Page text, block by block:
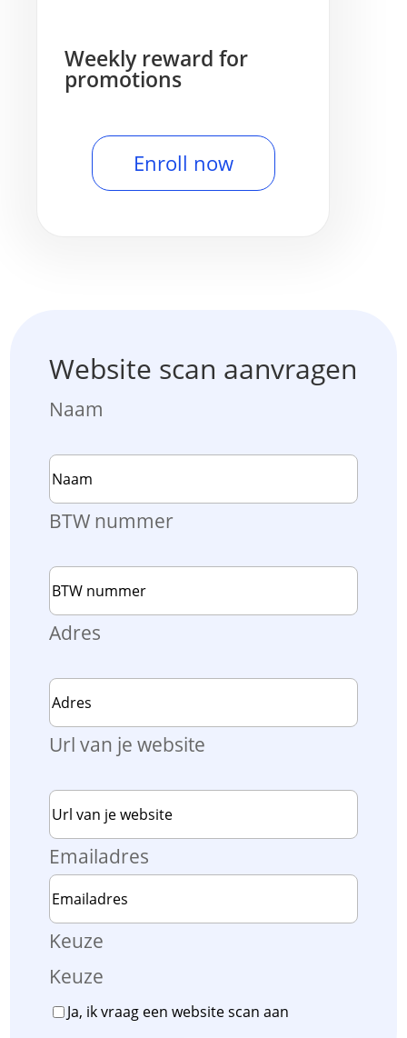
Weekly reward for
promotions
Enroll now
Website scan aanvragen
Naam
BTW nummer
Adres
Url van je website
Emailadres
Keuze
Keuze
Ja, ik vraag een website scan aan